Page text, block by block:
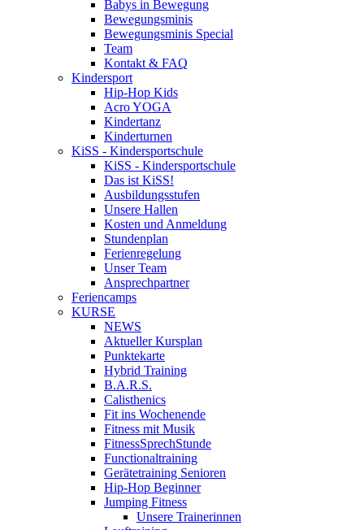
Babys in Bewegung
Bewegungsminis
Bewegungsminis Special
Team
Kontakt & FAQ
Kindersport
Hip-Hop Kids
Acro YOGA
Kindertanz
Kinderturnen
KiSS - Kindersportschule
KiSS - Kindersportschule
Das ist KiSS!
Ausbildungsstufen
Unsere Hallen
Kosten und Anmeldung
Stundenplan
Ferienregelung
Unser Team
Ansprechpartner
Feriencamps
KURSE
NEWS
Aktueller Kursplan
Punktekarte
Hybrid Training
B.A.R.S.
Calisthenics
Fit ins Wochenende
Fitness mit Musik
FitnessSprechStunde
Functionaltraining
Gerätetraining Senioren
Hip-Hop Beginner
Jumping Fitness
Unsere Trainerinnen